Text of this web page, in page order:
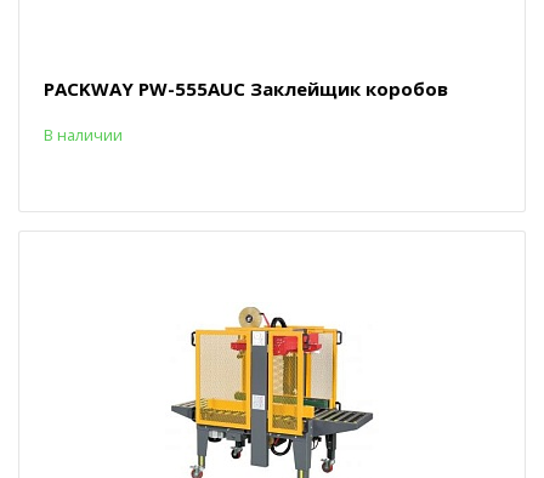
PACKWAY PW-555AUC Заклейщик коробов
В наличии